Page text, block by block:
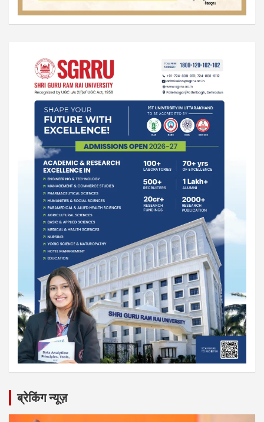
ब्रेकिंग न्यूज़